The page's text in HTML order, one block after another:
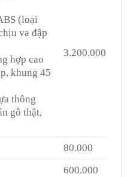
(loại
va đập
hợp cao
khung 45
thông
gỗ thật,
3.200.000
80.000
600.000